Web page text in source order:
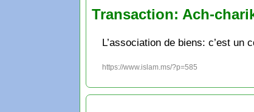
Transaction: Ach-
L’association de biens: c’est un
https://www.islam.ms/?p=585